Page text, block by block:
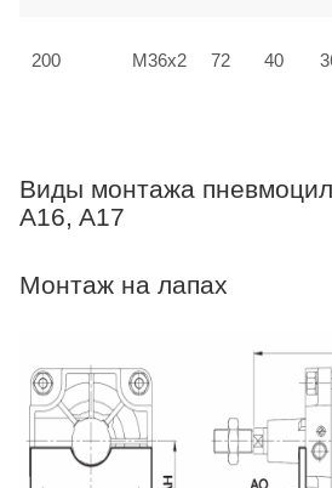
200 M36x2 72 40
Виды монтажа
A16, A17
Монтаж на лапах